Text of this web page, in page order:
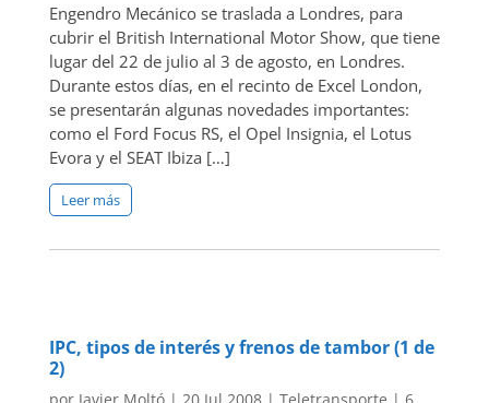
Engendro Mecánico se traslada a Londres, para
cubrir el British International Motor Show, que tiene
lugar del 22 de julio al 3 de agosto, en Londres.
Durante estos días, en el recinto de Excel London,
se presentarán algunas novedades importantes:
como el Ford Focus RS, el Opel Insignia, el Lotus
Evora y el SEAT Ibiza […]
Leer más
IPC, tipos de interés y frenos de tambor (1 de
2)
por Javier Moltó| 20 Jul 2008| Teletransporte | 6